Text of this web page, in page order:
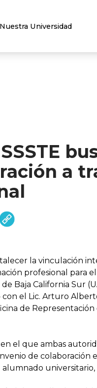
Nuestra Universidad
a
la vinculación
profesional para
Baja California Sur
el Lic. Arturo
de
el que ambas
de colaboración